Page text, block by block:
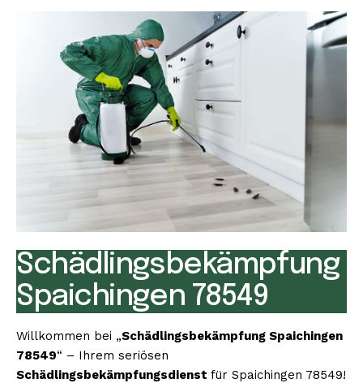
Schädlingsbekämpfung
Spaichingen 78549
Willkommen bei „Schädlingsbekämpfung Spaichingen
78549“ – Ihrem seriösen
Schädlingsbekämpfungsdienst für Spaichingen 78549!